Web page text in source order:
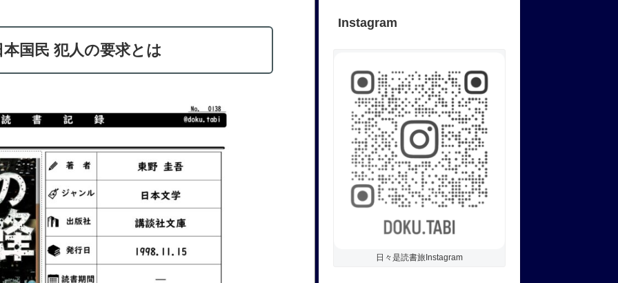
国民 犯人の要求とは
Instagram
日々是読書旅Instagram